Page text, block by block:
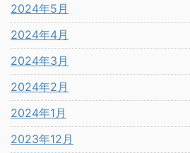
2024年5月
2024年4月
2024年3月
2024年2月
2024年1月
2023年12月